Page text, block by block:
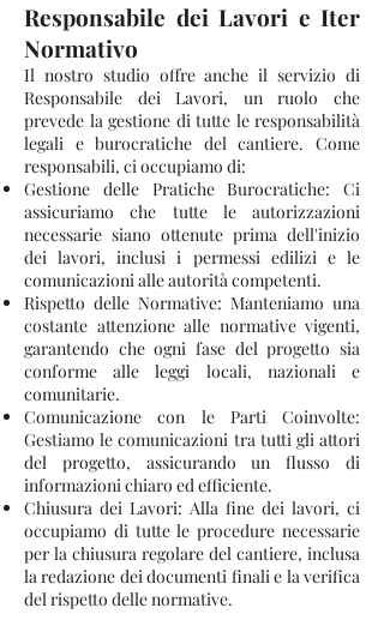
Responsabile dei Lavori e Iter
Normativo
Il nostro studio offre anche il servizio di
Responsabile dei Lavori, un ruolo che
prevede la gestione di tutte le responsabilità
legali e burocratiche del cantiere. Come
responsabili, ci occupiamo di:
Gestione delle Pratiche Burocratiche: Ci
assicuriamo che tutte le autorizzazioni
necessarie siano ottenute prima dell'inizio
dei lavori, inclusi i permessi edilizi e le
comunicazioni alle autorità competenti.
Rispetto delle Normative: Manteniamo una
costante attenzione alle normative vigenti,
garantendo che ogni fase del progetto sia
conforme alle leggi locali, nazionali e
comunitarie.
Comunicazione con le Parti Coinvolte:
Gestiamo le comunicazioni tra tutti gli attori
del progetto, assicurando un flusso di
informazioni chiaro ed efficiente.
Chiusura dei Lavori: Alla fine dei lavori, ci
occupiamo di tutte le procedure necessarie
per la chiusura regolare del cantiere, inclusa
la redazione dei documenti finali e la verifica
del rispetto delle normative.